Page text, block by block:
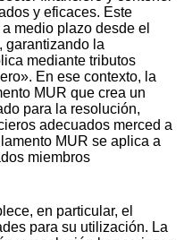
y eficaces. Este
medio plazo desde el
garantizando la
mediante tributos
En ese contexto, la
MUR que crea un
para la resolución,
adecuados merced a
MUR se aplica a
miembros
en particular, el
para su utilización. La